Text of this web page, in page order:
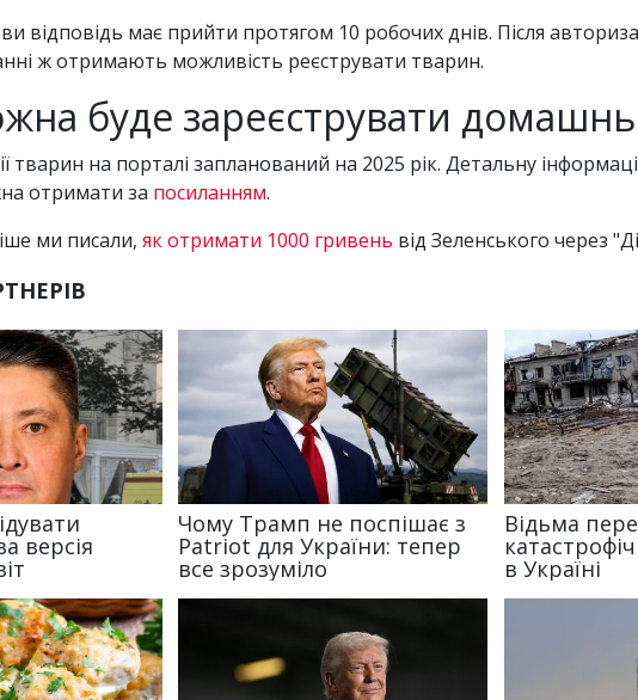
відповідь має прийти протягом 10 робочих днів. Після
ж отримають можливість реєструвати тварин.
буде зареєструвати
тварин на порталі запланований на 2025 рік. Детальну
отримати за посиланням.
ми писали, як отримати 1000 гривень від Зеленського через